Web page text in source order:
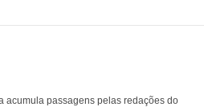
acumula passagens pelas redações do